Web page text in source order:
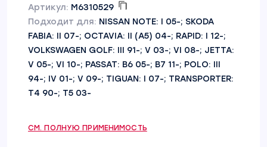
Артикул: M6310529
Подходит для: NISSAN NOTE: I 05-; SKODA
FABIA: II 07-; OCTAVIA: II (A5) 04-; RAPID: I 12-;
VOLKSWAGEN GOLF: III 91-; V 03-; VI 08-; JETTA:
V 05-; VI 10-; PASSAT: B6 05-; B7 11-; POLO: III
94-; IV 01-; V 09-; TIGUAN: I 07-; TRANSPORTER:
T4 90-; T5 03-
СМ. ПОЛНУЮ ПРИМЕНИМОСТЬ